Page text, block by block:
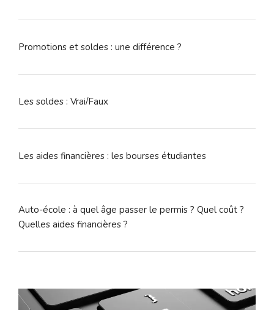
Promotions et soldes : une différence ?
Les soldes : Vrai/Faux
Les aides financières : les bourses étudiantes
Auto-école : à quel âge passer le permis ? Quel coût ?
Quelles aides financières ?